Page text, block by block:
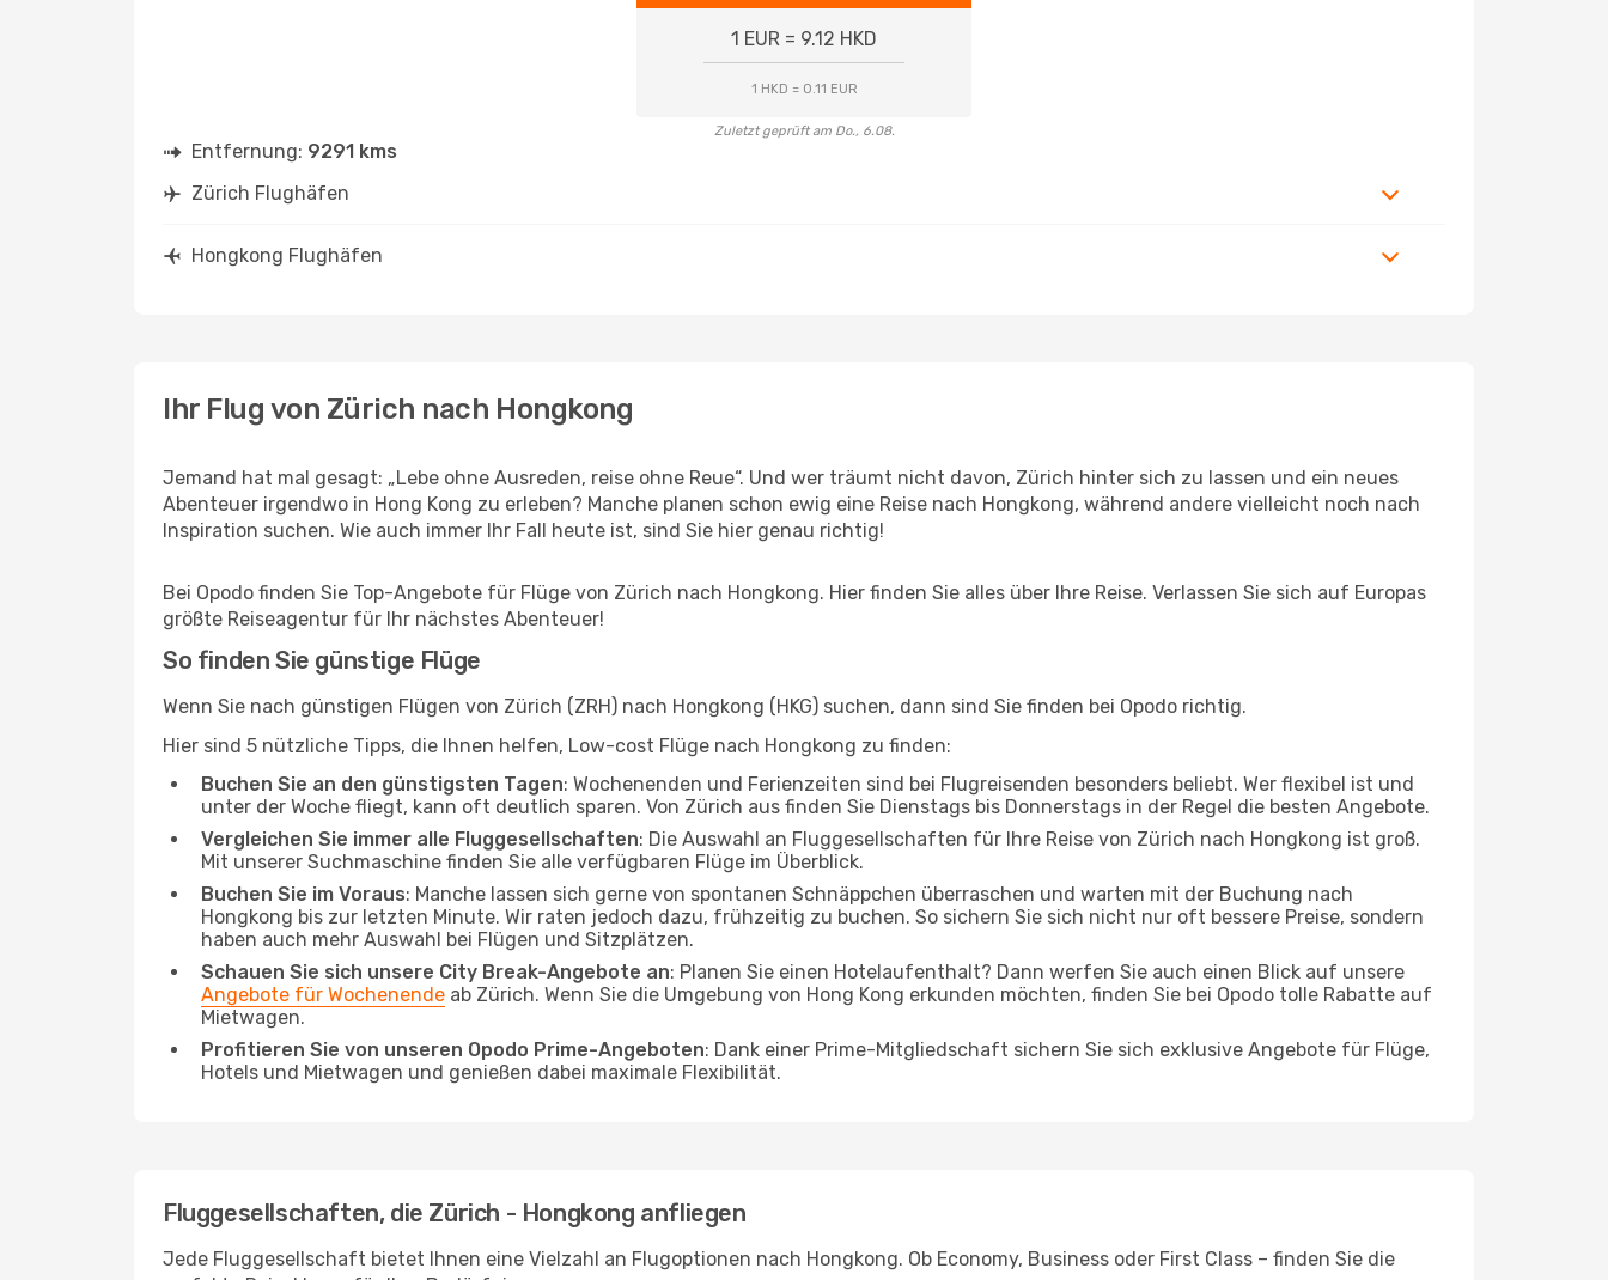
1 EUR = 9.12 HKD
1 HKD = 0.11 EUR
Zuletzt geprüft am Do., 6.08.
Entfernung: 9291 kms
Zürich Flughäfen
Hongkong Flughäfen
Ihr Flug von Zürich nach Hongkong
Jemand hat mal gesagt: „Lebe ohne Ausreden, reise ohne Reue“. Und wer träumt nicht davon, Zürich hinter sich zu lassen und ein neues
Abenteuer irgendwo in Hong Kong zu erleben? Manche planen schon ewig eine Reise nach Hongkong, während andere vielleicht noch nach
Inspiration suchen. Wie auch immer Ihr Fall heute ist, sind Sie hier genau richtig!
Bei Opodo finden Sie Top-Angebote für Flüge von Zürich nach Hongkong. Hier finden Sie alles über Ihre Reise. Verlassen Sie sich auf Europas
größte Reiseagentur für Ihr nächstes Abenteuer!
So finden Sie günstige Flüge
Wenn Sie nach günstigen Flügen von Zürich (ZRH) nach Hongkong (HKG) suchen, dann sind Sie finden bei Opodo richtig.
Hier sind 5 nützliche Tipps, die Ihnen helfen, Low-cost Flüge nach Hongkong zu finden:
Buchen Sie an den günstigsten Tagen: Wochenenden und Ferienzeiten sind bei Flugreisenden besonders beliebt. Wer flexibel ist und
unter der Woche fliegt, kann oft deutlich sparen. Von Zürich aus finden Sie Dienstags bis Donnerstags in der Regel die besten Angebote.
Vergleichen Sie immer alle Fluggesellschaften: Die Auswahl an Fluggesellschaften für Ihre Reise von Zürich nach Hongkong ist groß.
Mit unserer Suchmaschine finden Sie alle verfügbaren Flüge im Überblick.
Buchen Sie im Voraus: Manche lassen sich gerne von spontanen Schnäppchen überraschen und warten mit der Buchung nach
Hongkong bis zur letzten Minute. Wir raten jedoch dazu, frühzeitig zu buchen. So sichern Sie sich nicht nur oft bessere Preise, sondern
haben auch mehr Auswahl bei Flügen und Sitzplätzen.
Schauen Sie sich unsere City Break-Angebote an: Planen Sie einen Hotelaufenthalt? Dann werfen Sie auch einen Blick auf unsere
Angebote für Wochenende ab Zürich. Wenn Sie die Umgebung von Hong Kong erkunden möchten, finden Sie bei Opodo tolle Rabatte auf
Mietwagen.
Profitieren Sie von unseren Opodo Prime-Angeboten: Dank einer Prime-Mitgliedschaft sichern Sie sich exklusive Angebote für Flüge,
Hotels und Mietwagen und genießen dabei maximale Flexibilität.
Fluggesellschaften, die Zürich - Hongkong anfliegen
Jede Fluggesellschaft bietet Ihnen eine Vielzahl an Flugoptionen nach Hongkong. Ob Economy, Business oder First Class – finden Sie die